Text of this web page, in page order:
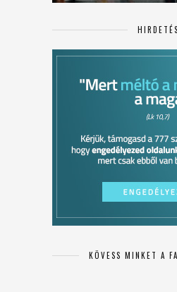
HIRDETÉS
KÖVESS MINKET A